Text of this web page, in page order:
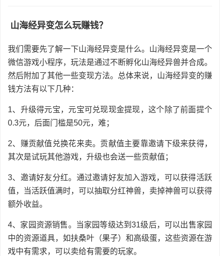
山海经异变怎么玩赚钱？
我们需要先了解一下山海经异变是什么。山海经异变是一个
微信游戏小程序，玩法是通过不断孵化山海经异兽并合成。
然后附加了其他一些变现方法。总体来说，山海经异变的赚
钱方法有以下几种：
1、升级得元宝，元宝可兑现现金提现，这个除了前面提个
0.3元，后面门槛是50元，难；
2、赚贡献值兑换花来卖。贡献值主要靠邀请下级来获得，
其次是试玩其他游戏，升级也会送一些贡献值；
3、邀请好友分红。通过邀请好友加入游戏，可以获得活跃
值，当活跃值满时，可以抽取分红神兽，卖掉神兽可以获得
额外收益。
4、家园资源销售。当家园等级达到31级后，可以出售家园
中的资源道具，如扶桑叶（果子）和高级蛋，这些资源在游
戏中有需求，可以卖给有需要的玩家。